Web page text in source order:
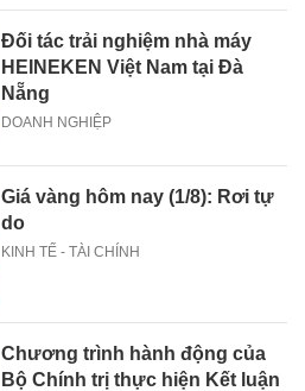
Đối tác trải nghiệm nhà máy
HEINEKEN Việt Nam tại Đà
Nẵng
DOANH NGHIỆP
Giá vàng hôm nay (1/8): Rơi tự
do
KINH TẾ - TÀI CHÍNH
Chương trình hành động của
Bộ Chính trị thực hiện Kết luận